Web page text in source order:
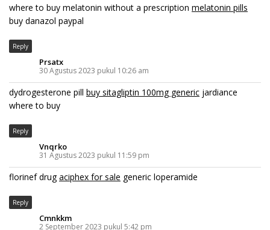
where to buy melatonin without a prescription melatonin pills
buy danazol paypal
Reply
Prsatx
30 Agustus 2023 pukul 10:26 am
dydrogesterone pill buy sitagliptin 100mg generic jardiance
where to buy
Reply
Vnqrko
31 Agustus 2023 pukul 11:59 pm
florinef drugaciphex for sale generic loperamide
Reply
Cmnkkm
2 September 2023 pukul 5:42 pm